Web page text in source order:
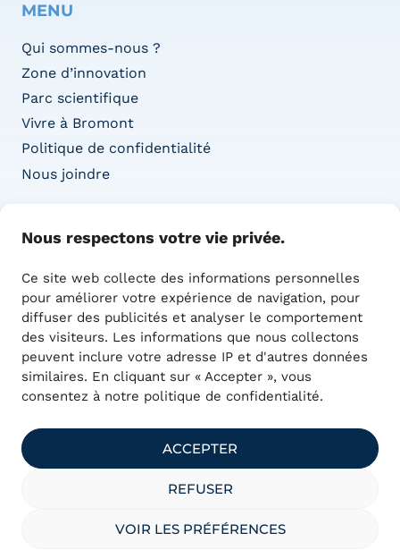
Nous respectons votre vie privée.
Ce site web collecte des informations personnelles
pour améliorer votre expérience de navigation, pour
diffuser des publicités et analyser le comportement
des visiteurs. Les informations que nous collectons
peuvent inclure votre adresse IP et d'autres données
similaires. En cliquant sur « Accepter », vous
consentez à notre politique de confidentialité.
ACCEPTER
REFUSER
VOIR LES PRÉFÉRENCES
MENU
Qui sommes-nous ?
Zone d’innovation
Parc scientifique
Vivre à Bromont
Politique de confidentialité
Nous joindre
1415 Boul. de l’Innovation,
Bureau 100
Bromont, QC J2L 0L4
450 390-0393
communications@technumquebec.ca